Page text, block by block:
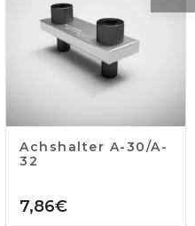
Achshalter A-30/A-
32
7,86€